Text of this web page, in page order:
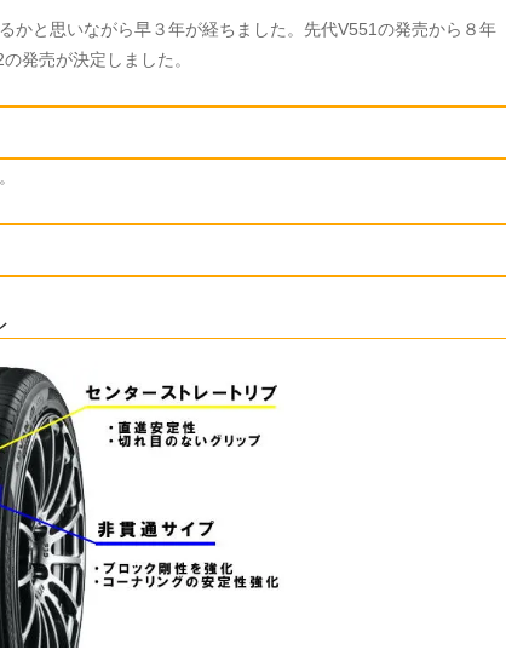
かと思いながら早３年が経ちました。先代V551の発売から８年
発売が決定しました。